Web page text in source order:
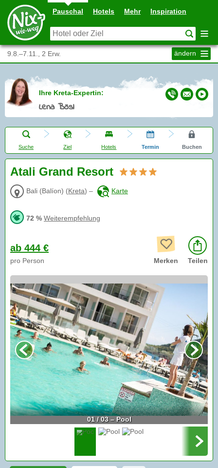
Pauschal Hotels Mehr Inspiration
9.8.–7.11., 2 Erw. ändern
Ihre Kreta-Expertin:
Lena Bösl
Suche Ziel Hotels Termin Buchen
Atali Grand Resort
Bali (Balíon) (Kreta) – Karte
72 % Weiterempfehlung
ab 444 €
pro Person Merken Teilen
01 / 03 – Pool